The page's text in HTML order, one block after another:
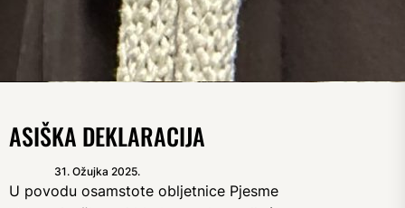
ASIŠKA DEKLARACIJA
31. Ožujka 2025.
U povodu osamstote obljetnice Pjesme